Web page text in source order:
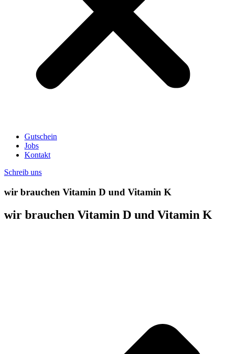
Gutschein
Jobs
Kontakt
Schreib uns
wir brauchen Vitamin D und Vitamin K
wir brauchen Vitamin D und Vitamin K